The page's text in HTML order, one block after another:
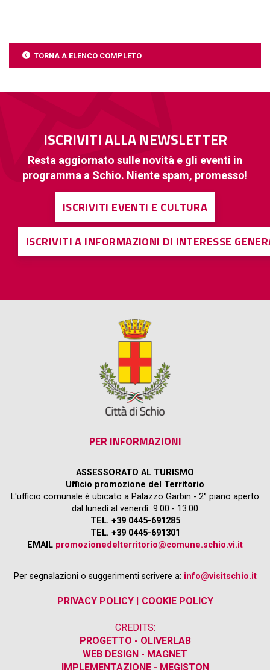
TORNA A ELENCO COMPLETO
ISCRIVITI ALLA NEWSLETTER
Resta aggiornato sulle novità e gli eventi in
programma a Schio. Niente spam, promesso!
ISCRIVITI EVENTI E CULTURA
ISCRIVITI A INFORMAZIONI DI INTERESSE
PER INFORMAZIONI
ASSESSORATO AL TURISMO
Ufficio promozione del Territorio
L'ufficio comunale è ubicato a Palazzo Garbin - 2° piano aperto
dal lunedì al venerdì 9.00 - 13.00
TEL. +39 0445-691285
TEL. +39 0445-691301
EMAIL promozionedelterritorio@comune.schio.vi.it
Per segnalazioni o suggerimenti scrivere a: info@visitschio.it
PRIVACY POLICY| COOKIE POLICY
CREDITS:
PROGETTO - OLIVERLAB
WEB DESIGN - MAGNET
IMPLEMENTAZIONE - MEGISTON